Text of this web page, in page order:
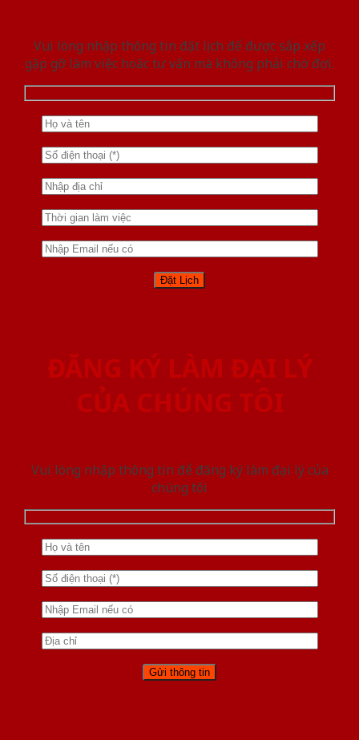
Vui lòng nhập thông tin đặt lịch để được sắp xếp
gặp gỡ làm việc hoăc tư vấn mà không phải chờ đợi.
ĐĂNG KÝ LÀM ĐẠI LÝ
CỦA CHÚNG TÔI
Vui lòng nhập thông tin để đăng ký làm đại lý của
chúng tôi